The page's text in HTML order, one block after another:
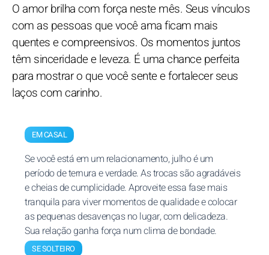
O amor brilha com força neste mês. Seus vínculos
com as pessoas que você ama ficam mais
quentes e compreensivos. Os momentos juntos
têm sinceridade e leveza. É uma chance perfeita
para mostrar o que você sente e fortalecer seus
laços com carinho.
EM CASAL
Se você está em um relacionamento, julho é um
período de ternura e verdade. As trocas são agradáveis
e cheias de cumplicidade. Aproveite essa fase mais
tranquila para viver momentos de qualidade e colocar
as pequenas desavenças no lugar, com delicadeza.
Sua relação ganha força num clima de bondade.
SE SOLTEIRO